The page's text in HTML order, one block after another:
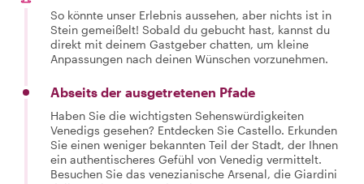
So könnte unser Erlebnis aussehen, aber nichts ist in
Stein gemeißelt! Sobald du gebucht hast, kannst du
direkt mit deinem Gastgeber chatten, um kleine
Anpassungen nach deinen Wünschen vorzunehmen.
Abseits der ausgetretenen Pfade
Haben Sie die wichtigsten Sehenswürdigkeiten
Venedigs gesehen? Entdecken Sie Castello. Erkunden
Sie einen weniger bekannten Teil der Stadt, der Ihnen
ein authentischeres Gefühl von Venedig vermittelt.
Besuchen Sie das venezianische Arsenal, die Giardini